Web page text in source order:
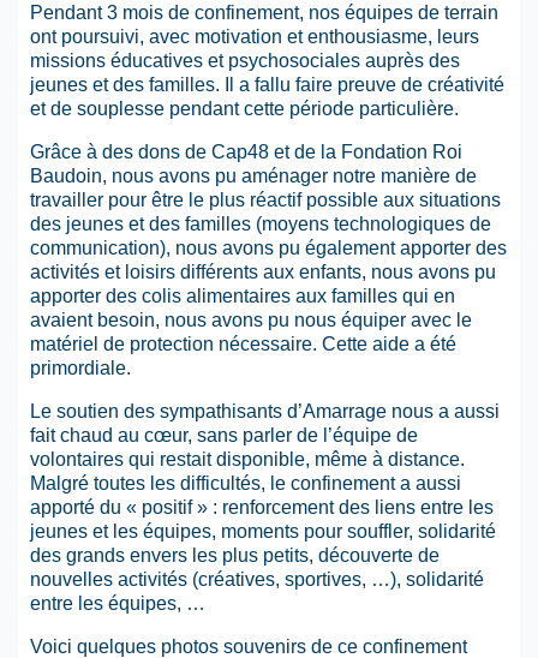
Pendant 3 mois de confinement, nos équipes de terrain
ont poursuivi, avec motivation et enthousiasme, leurs
missions éducatives et psychosociales auprès des
jeunes et des familles. Il a fallu faire preuve de créativité
et de souplesse pendant cette période particulière.
Grâce à des dons de Cap48 et de la Fondation Roi
Baudoin, nous avons pu aménager notre manière de
travailler pour être le plus réactif possible aux situations
des jeunes et des familles (moyens technologiques de
communication), nous avons pu également apporter des
activités et loisirs différents aux enfants, nous avons pu
apporter des colis alimentaires aux familles qui en
avaient besoin, nous avons pu nous équiper avec le
matériel de protection nécessaire. Cette aide a été
primordiale.
Le soutien des sympathisants d’Amarrage nous a aussi
fait chaud au cœur, sans parler de l’équipe de
volontaires qui restait disponible, même à distance.
Malgré toutes les difficultés, le confinement a aussi
apporté du « positif » : renforcement des liens entre les
jeunes et les équipes, moments pour souffler, solidarité
des grands envers les plus petits, découverte de
nouvelles activités (créatives, sportives, …), solidarité
entre les équipes, …
Voici quelques photos souvenirs de ce confinement